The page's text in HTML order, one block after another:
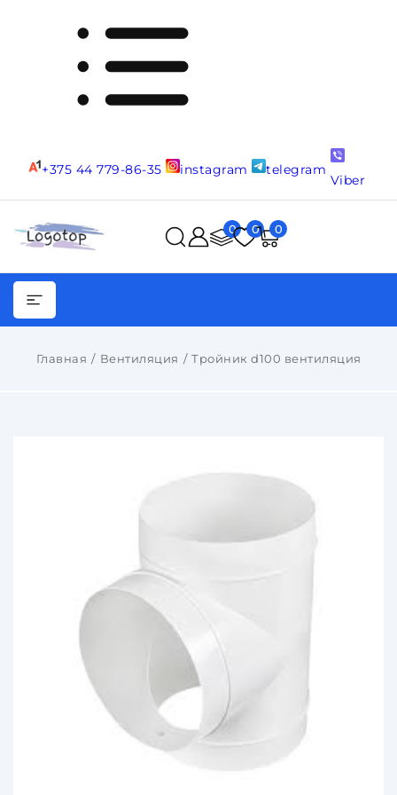
+375 44 779-86-35 instagram telegram
Viber
0 0 0
Главная Вентиляция Тройник d100 вентиляция